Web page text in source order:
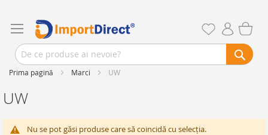
Prima pagină Marci UW
UW
Nu se pot găsi produse care să coincidă cu selecţia.